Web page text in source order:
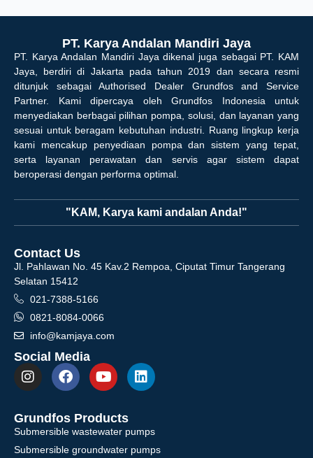
PT. Karya Andalan Mandiri Jaya
PT. Karya Andalan Mandiri Jaya dikenal juga sebagai PT. KAM
Jaya, berdiri di Jakarta pada tahun 2019 dan secara resmi
ditunjuk sebagai Authorised Dealer Grundfos and Service
Partner. Kami dipercaya oleh Grundfos Indonesia untuk
menyediakan berbagai pilihan pompa, solusi, dan layanan yang
sesuai untuk beragam kebutuhan industri. Ruang lingkup kerja
kami mencakup penyediaan pompa dan sistem yang tepat,
serta layanan perawatan dan servis agar sistem dapat
beroperasi dengan performa optimal.
"KAM, Karya kami andalan Anda!"
Contact Us
Jl. Pahlawan No. 45 Kav.2 Rempoa, Ciputat Timur Tangerang
Selatan 15412
021-7388-5166
0821-8084-0066
info@kamjaya.com
Social Media
Grundfos Products
Submersible wastewater pumps
Submersible groundwater pumps